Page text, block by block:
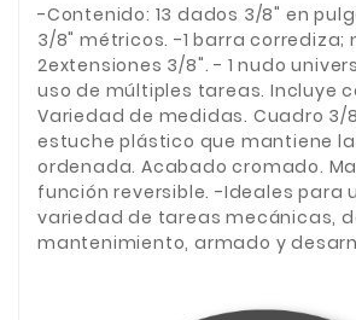
-Contenido: 13 dados 3/8" en
3/8" métricos. -1 barra corrediza;
2extensiones 3/8". - 1 nudo
uso de múltiples tareas. Incluye
Variedad de medidas. Cuadro 3/
estuche plástico que mantiene
ordenada. Acabado cromado.
función reversible. -Ideales para
variedad de tareas mecánicas,
mantenimiento, armado y